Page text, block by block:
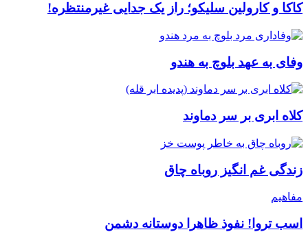
کاکا و کارولین سلیکو؛ راز یک جدایی غیرمنتظره!
وفای به عهد بلوچ به هندو
کلاه ابری بر سر دماوند
زندگی غم انگیز روباه چاق
مفاهیم
اسب تروا! نفوذ ظاهرا دوستانه دشمن